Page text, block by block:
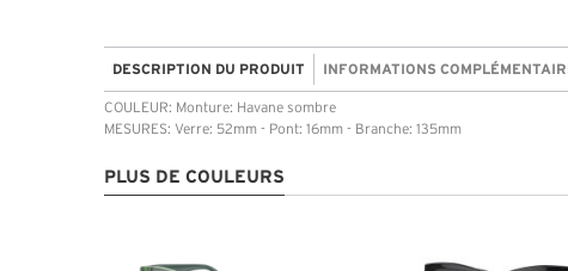
DESCRIPTION DU PRODUIT INFORMATIONS
COULEUR: Monture: Havane sombre
MESURES: Verre: 52mm - Pont: 16mm - Branche: 135mm
PLUS DE COULEURS